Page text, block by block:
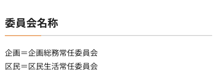
委員会名称
企画＝企画総務常任委員会
区民＝区民生活常任委員会